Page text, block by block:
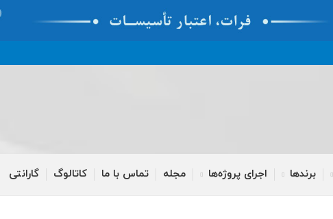
برندها اجرای پروژه‌ها مجله تماس با ما کاتالوگ گارانتی